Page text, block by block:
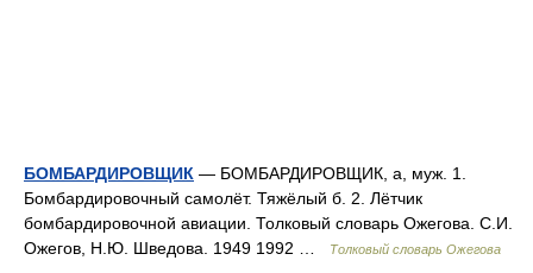
БОМБАРДИРОВЩИК — БОМБАРДИРОВЩИК, а, муж. 1.
Бомбардировочный самолёт. Тяжёлый б. 2. Лётчик
бомбардировочной авиации. Толковый словарь Ожегова. С.И.
Ожегов, Н.Ю. Шведова. 1949 1992 …
Толковый словарь Ожегова